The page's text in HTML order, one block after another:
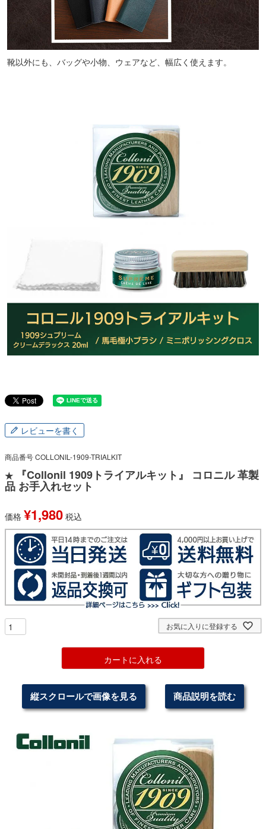
靴以外にも、バッグや小物、ウェアなど、幅広く使えます。
レビューを書く
商品番号COLLONIL-1909-TRIALKIT
★ 『Collonil 1909トライアルキット』 コロニル 革製
品 お手入れセット
価格 ¥1,980 税込
お気に入りに登録する
カートに入れる
縦スクロールで画像を見る 商品説明を読む